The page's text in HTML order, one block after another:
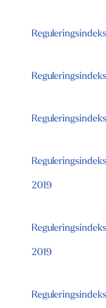
2019
2019